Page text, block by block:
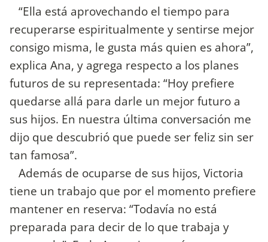
“Ella está aprovechando el tiempo para
recuperarse espiritualmente y sentirse mejor
consigo misma, le gusta más quien es ahora”,
explica Ana, y agrega respecto a los planes
futuros de su representada: “Hoy prefiere
quedarse allá para darle un mejor futuro a
sus hijos. En nuestra última conversación me
dijo que descubrió que puede ser feliz sin ser
tan famosa”.
Además de ocuparse de sus hijos, Victoria
tiene un trabajo que por el momento prefiere
mantener en reserva: “Todavía no está
preparada para decir de lo que trabaja y